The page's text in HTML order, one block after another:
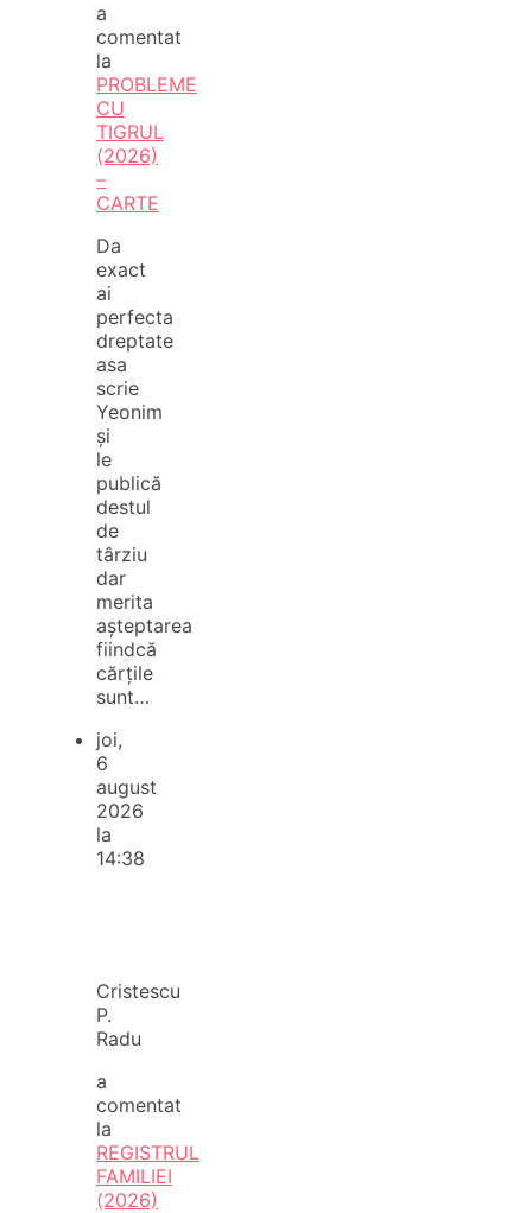
a
comentat
la
PROBLEME
CU
TIGRUL
(2026)
–
CARTE
Da
exact
ai
perfecta
dreptate
asa
scrie
Yeonim
și
le
publică
destul
de
târziu
dar
merita
așteptarea
fiindcă
cărțile
sunt…
joi,
6
august
2026
la
14:38
Cristescu
P.
Radu
a
comentat
la
REGISTRUL
FAMILIEI
(2026)